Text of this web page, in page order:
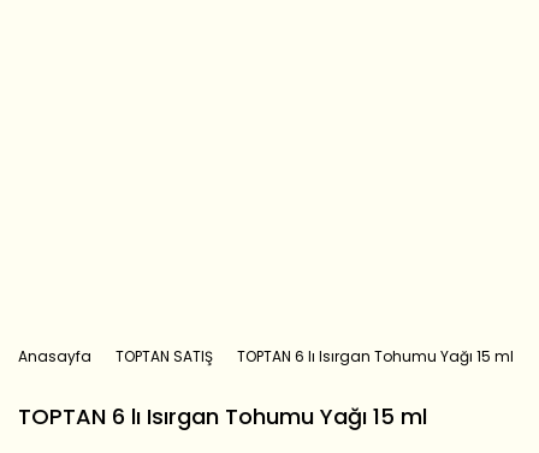
Anasayfa TOPTAN SATIŞ TOPTAN 6 lı Isırgan Tohumu Yağı 15 ml
TOPTAN 6 lı Isırgan Tohumu Yağı 15 ml